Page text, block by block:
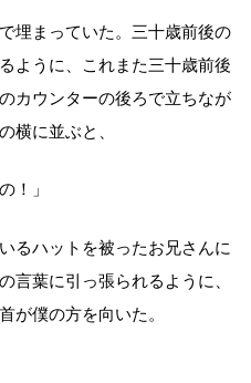
埋まっていた。三十歳前後の
ように、これまた三十歳前後
カウンターの後ろで立ちなが
横に並ぶと、
！」
るハットを被ったお兄さんに
言葉に引っ張られるように、
が僕の方を向いた。